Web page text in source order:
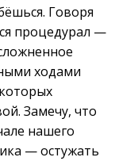
Говоря
процедурал —
ходами
Замечу, что
нашего
— остужать